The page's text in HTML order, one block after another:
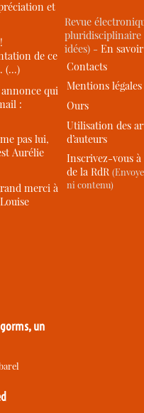
et
de ce
(…)
qui
:
pas lui,
Aurélie
merci à
un
Revue
idées) -En
Contacts
Mentions légales
Ours
Utilisation des
d’auteurs
Inscrivez-vous
de la RdR
ni contenu)